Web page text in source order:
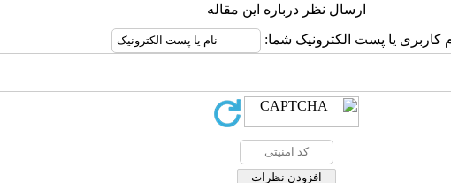
ارسال نظر درباره این مقاله
کاربری یا پست الکترونیک شما: